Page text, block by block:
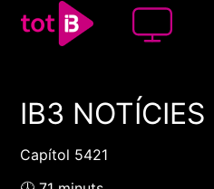
00:00 00:00
IB3
Capítol 5421